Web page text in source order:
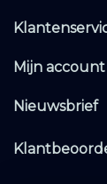
Mijn account
Nieuwsbrief